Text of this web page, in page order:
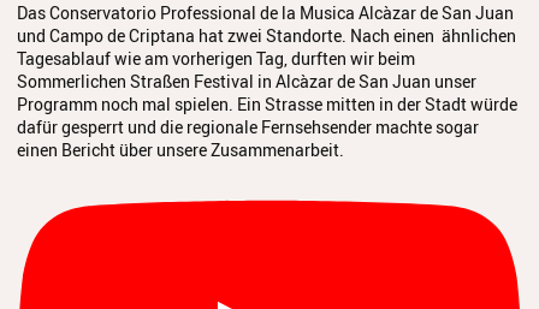
Das Conservatorio Professional de la Musica Alcàzar de San Juan
und Campo de Criptana hat zwei Standorte. Nach einen ähnlichen
Tagesablauf wie am vorherigen Tag, durften wir beim
Sommerlichen Straßen Festival in Alcàzar de San Juan unser
Programm noch mal spielen. Ein Strasse mitten in der Stadt würde
dafür gesperrt und die regionale Fernsehsender machte sogar
einen Bericht über unsere Zusammenarbeit.